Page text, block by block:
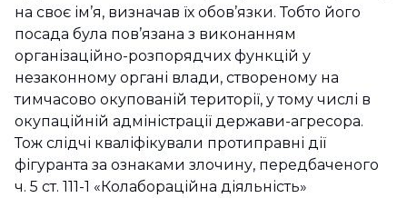
на своє ім’я, визначав їх обов’язки. Тобто його
посада була пов’язана з виконанням
організаційно-розпорядчих функцій у
незаконному органі влади, створеному на
тимчасово окупованій території, у тому числі в
окупаційній адміністрації держави-агресора.
Тож слідчі кваліфікували протиправні дії
фігуранта за ознаками злочину, передбаченого
ч. 5 ст. 111-1 «Колабораційна діяльність»